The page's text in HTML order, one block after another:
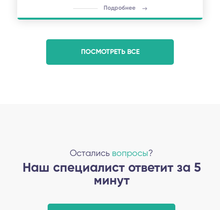
Подробнее
ПОСМОТРЕТЬ ВСЕ
Остались вопросы?
Наш специалист ответит за 5
минут